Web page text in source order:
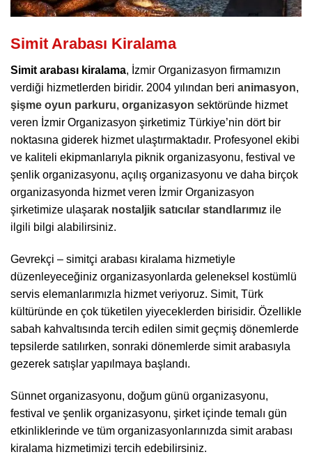
Simit Arabası Kiralama
Simit arabası kiralama, İzmir Organizasyon firmamızın
verdiği hizmetlerden biridir. 2004 yılından beri animasyon,
şişme oyun parkuru, organizasyon sektöründe hizmet
veren İzmir Organizasyon şirketimiz Türkiye’nin dört bir
noktasına giderek hizmet ulaştırmaktadır. Profesyonel ekibi
ve kaliteli ekipmanlarıyla piknik organizasyonu, festival ve
şenlik organizasyonu, açılış organizasyonu ve daha birçok
organizasyonda hizmet veren İzmir Organizasyon
şirketimize ulaşarak nostaljik satıcılar standlarımız ile
ilgili bilgi alabilirsiniz.
Gevrekçi – simitçi arabası kiralama hizmetiyle
düzenleyeceğiniz organizasyonlarda geleneksel kostümlü
servis elemanlarımızla hizmet veriyoruz. Simit, Türk
kültüründe en çok tüketilen yiyeceklerden birisidir. Özellikle
sabah kahvaltısında tercih edilen simit geçmiş dönemlerde
tepsilerde satılırken, sonraki dönemlerde simit arabasıyla
gezerek satışlar yapılmaya başlandı.
Sünnet organizasyonu, doğum günü organizasyonu,
festival ve şenlik organizasyonu, şirket içinde temalı gün
etkinliklerinde ve tüm organizasyonlarınızda simit arabası
kiralama hizmetimizi tercih edebilirsiniz.